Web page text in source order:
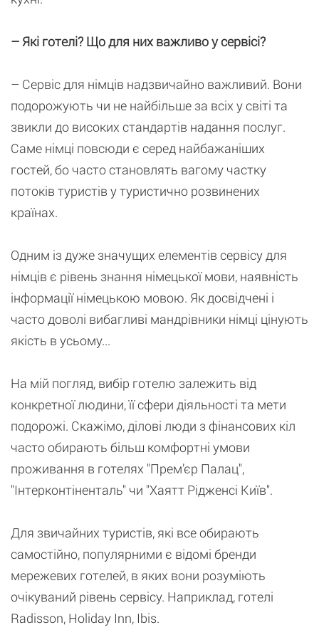
– Які готелі? Що для них важливо у сервісі?
– Сервіс для німців надзвичайно важливий. Вони
подорожують чи не найбільше за всіх у світі та
звикли до високих стандартів надання послуг.
Саме німці повсюди є серед найбажаніших
гостей, бо часто становлять вагому частку
потоків туристів у туристично розвинених
країнах.
Одним із дуже значущих елементів сервісу для
німців є рівень знання німецької мови, наявність
інформації німецькою мовою. Як досвідчені і
часто доволі вибагливі мандрівники німці цінують
якість в усьому...
На мій погляд, вибір готелю залежить від
конкретної людини, її сфери діяльності та мети
подорожі. Скажімо, ділові люди з фінансових кіл
часто обирають більш комфортні умови
проживання в готелях "Прем’єр Палац",
"Інтерконтіненталь" чи "Хаятт Рідженсі Київ".
Для звичайних туристів, які все обирають
самостійно, популярними є відомі бренди
мережевих готелей, в яких вони розуміють
очікуваний рівень сервісу. Наприклад, готелі
Radisson, Holiday Inn, Ibis.